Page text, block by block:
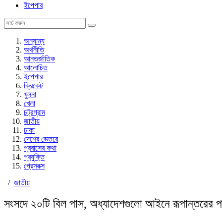
ইপেপার
অন্যান্য
অর্থনীতি
আন্তর্জাতিক
আলোচিত
ইপেপার
ক্রিকেট
খুলনা
খেলা
চট্রগ্রাম
জাতীয়
ঢাকা
দেশের ভেতরে
প্রবাসের কথা
প্রযুক্তি
প্রেসবক্স
/ জাতীয়
সংসদে ২০টি বিল পাস, অধ্যাদেশগুলো আইনে রূপান্তরের